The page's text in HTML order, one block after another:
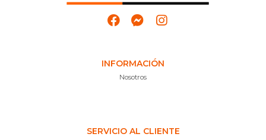
INFORMACIÓN
Nosotros
SERVICIO AL CLIENTE